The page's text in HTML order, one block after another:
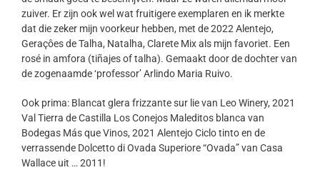
zuiver. Er zijn ook wel wat fruitigere exemplaren en ik merkte
dat die zeker mijn voorkeur hebben, met de 2022 Alentejo,
Geraçôes de Talha, Natalha, Clarete Mix als mijn favoriet. Een
rosé in amfora (tiñajes of talha). Gemaakt door de dochter van
de zogenaamde ‘professor’ Arlindo Maria Ruivo.
Ook prima: Blancat glera frizzante sur lie van Leo Winery, 2021
Val Tierra de Castilla Los Conejos Maleditos blanca van
Bodegas Más que Vinos, 2021 Alentejo Ciclo tinto en de
verrassende Dolcetto di Ovada Superiore “Ovada” van Casa
Wallace uit … 2011!